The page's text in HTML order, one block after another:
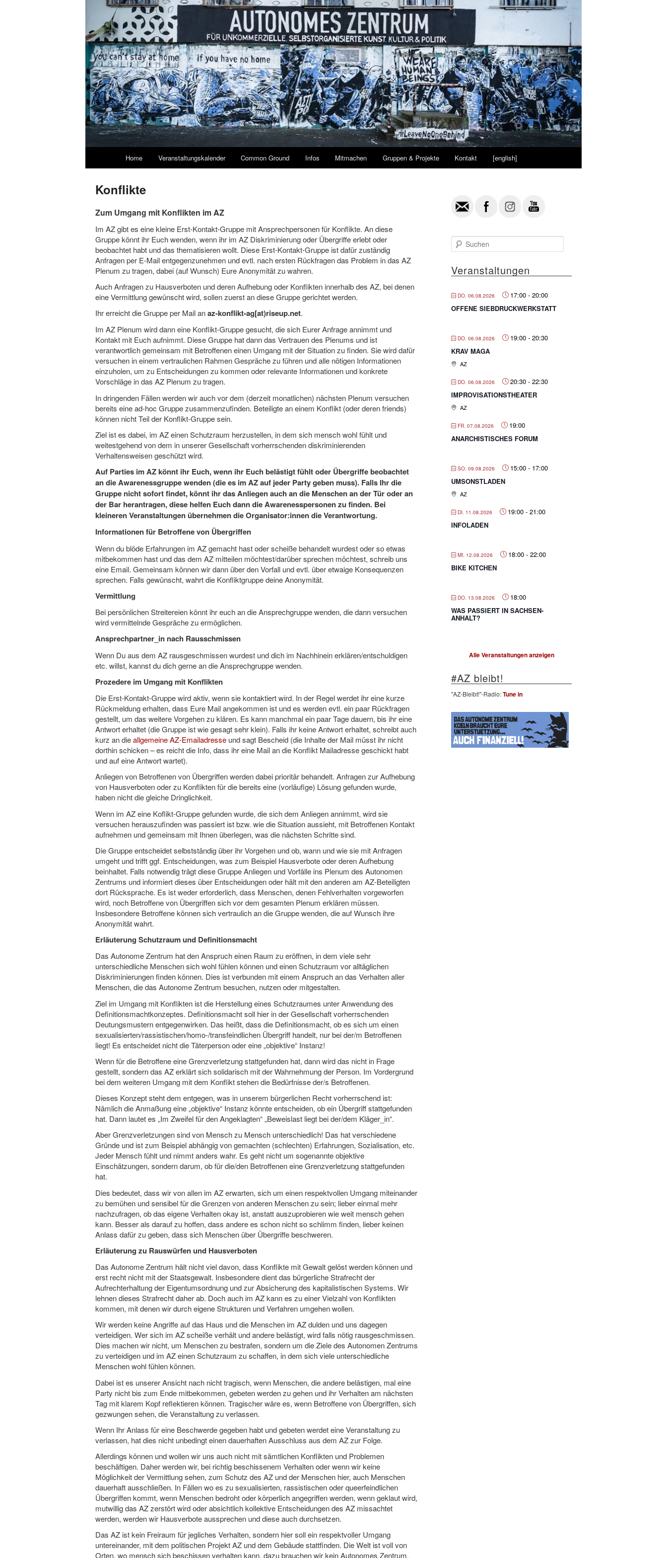
Zum
springen
Zum
springen
Home Veranstaltungskalender Common Ground Infos Mitmachen Gruppen & Projekte Kontakt [english]
Konflikte
Zum Umgang mit Konflikten im AZ
Im AZ gibt es eine kleine Erst-Kontakt-Gruppe mit Ansprechpersonen für Konflikte. An diese
Gruppe könnt ihr Euch wenden, wenn ihr im AZ Diskriminierung oder Übergriffe erlebt oder
beobachtet habt und das thematisieren wollt. Diese Erst-Kontakt-Gruppe ist dafür zuständig
Anfragen per E-Mail entgegenzunehmen und evtl. nach ersten Rückfragen das Problem in das AZ
Plenum zu tragen, dabei (auf Wunsch) Eure Anonymität zu wahren.
Auch Anfragen zu Hausverboten und deren Aufhebung oder Konflikten innerhalb des AZ, bei denen
eine Vermittlung gewünscht wird, sollen zuerst an diese Gruppe gerichtet werden.
Ihr erreicht die Gruppe per Mail anaz-konflikt-ag[at)riseup.net.
Im AZ Plenum wird dann eine Konflikt-Gruppe gesucht, die sich Eurer Anfrage annimmt und
Kontakt mit Euch aufnimmt. Diese Gruppe hat dann das Vertrauen des Plenums und ist
verantwortlich gemeinsam mit Betroffenen einen Umgang mit der Situation zu finden. Sie wird dafür
versuchen in einem vertraulichen Rahmen Gespräche zu führen und alle nötigen Informationen
einzuholen, um zu Entscheidungen zu kommen oder relevante Informationen und konkrete
Vorschläge in das AZ Plenum zu tragen.
In dringenden Fällen werden wir auch vor dem (derzeit monatlichen) nächsten Plenum versuchen
bereits eine ad-hoc Gruppe zusammenzufinden. Beteiligte an einem Konflikt (oder deren friends)
können nicht Teil der Konflikt-Gruppe sein.
Ziel ist es dabei, im AZ einen Schutzraum herzustellen, in dem sich mensch wohl fühlt und
weitestgehend von dem in unserer Gesellschaft vorherrschenden diskriminierenden
Verhaltensweisen geschützt wird.
Auf Parties im AZ könnt ihr Euch, wenn ihr Euch belästigt fühlt oder Übergriffe beobachtet
an die Awarenessgruppe wenden (die es im AZ auf jeder Party geben muss). Falls Ihr die
Gruppe nicht sofort findet, könnt ihr das Anliegen auch an die Menschen an der Tür oder an
der Bar herantragen, diese helfen Euch dann die Awarenesspersonen zu finden. Bei
kleineren Veranstaltungen übernehmen die Organisator:innen die Verantwortung.
Informationen für Betroffene von Übergriffen
Wenn du blöde Erfahrungen im AZ gemacht hast oder scheiße behandelt wurdest oder so etwas
mitbekommen hast und das dem AZ mitteilen möchtest/darüber sprechen möchtest, schreib uns
eine Email. Gemeinsam können wir dann über den Vorfall und evtl. über etwaige Konsequenzen
sprechen. Falls gewünscht, wahrt die Konfliktgruppe deine Anonymität.
Vermittlung
Bei persönlichen Streitereien könnt ihr euch an die Ansprechgruppe wenden, die dann versuchen
wird vermittelnde Gespräche zu ermöglichen.
Ansprechpartner_in nach Rausschmissen
Wenn Du aus dem AZ rausgeschmissen wurdest und dich im Nachhinein erklären/entschuldigen
etc. willst, kannst du dich gerne an die Ansprechgruppe wenden.
Prozedere im Umgang mit Konflikten
Die Erst-Kontakt-Gruppe wird aktiv, wenn sie kontaktiert wird. In der Regel werdet ihr eine kurze
Rückmeldung erhalten, dass Eure Mail angekommen ist und es werden evtl. ein paar Rückfragen
gestellt, um das weitere Vorgehen zu klären. Es kann manchmal ein paar Tage dauern, bis ihr eine
Antwort erhaltet (die Gruppe ist wie gesagt sehr klein). Falls ihr keine Antwort erhaltet, schreibt auch
kurz an dieallgemeine AZ-Emailadresse und sagt Bescheid (die Inhalte der Mail müsst ihr nicht
dorthin schicken – es reicht die Info, dass ihr eine Mail an die Konflikt Mailadresse geschickt habt
und auf eine Antwort wartet).
Anliegen von Betroffenen von Übergriffen werden dabei prioritär behandelt. Anfragen zur Aufhebung
von Hausverboten oder zu Konflikten für die bereits eine (vorläufige) Lösung gefunden wurde,
haben nicht die gleiche Dringlichkeit.
Wenn im AZ eine Koflikt-Gruppe gefunden wurde, die sich dem Anliegen annimmt, wird sie
versuchen herauszufinden was passiert ist bzw. wie die Situation aussieht, mit Betroffenen Kontakt
aufnehmen und gemeinsam mit Ihnen überlegen, was die nächsten Schritte sind.
Die Gruppe entscheidet selbstständig über ihr Vorgehen und ob, wann und wie sie mit Anfragen
umgeht und trifft ggf. Entscheidungen, was zum Beispiel Hausverbote oder deren Aufhebung
beinhaltet. Falls notwendig trägt diese Gruppe Anliegen und Vorfälle ins Plenum des Autonomen
Zentrums und informiert dieses über Entscheidungen oder hält mit den anderen am AZ-Beteiligten
dort Rücksprache. Es ist weder erforderlich, dass Menschen, denen Fehlverhalten vorgeworfen
wird, noch Betroffene von Übergriffen sich vor dem gesamten Plenum erklären müssen.
Insbesondere Betroffene können sich vertraulich an die Gruppe wenden, die auf Wunsch ihre
Anonymität wahrt.
Erläuterung Schutzraum und Definitionsmacht
Das Autonome Zentrum hat den Anspruch einen Raum zu eröffnen, in dem viele sehr
unterschiedliche Menschen sich wohl fühlen können und einen Schutzraum vor alltäglichen
Diskriminierungen finden können. Dies ist verbunden mit einem Anspruch an das Verhalten aller
Menschen, die das Autonome Zentrum besuchen, nutzen oder mitgestalten.
Ziel im Umgang mit Konflikten ist die Herstellung eines Schutzraumes unter Anwendung des
Definitionsmachtkonzeptes. Definitionsmacht soll hier in der Gesellschaft vorherrschenden
Deutungsmustern entgegenwirken. Das heißt, dass die Definitionsmacht, ob es sich um einen
sexualisierten/rassistischen/homo-/transfeindlichen Übergriff handelt, nur bei der/m Betroffenen
liegt! Es entscheidet nicht die Täterperson oder eine „objektive“ Instanz!
Wenn für die Betroffene eine Grenzverletzung stattgefunden hat, dann wird das nicht in Frage
gestellt, sondern das AZ erklärt sich solidarisch mit der Wahrnehmung der Person. Im Vordergrund
bei dem weiteren Umgang mit dem Konflikt stehen die Bedürfnisse der/s Betroffenen.
Dieses Konzept steht dem entgegen, was in unserem bürgerlichen Recht vorherrschend ist:
Nämlich die Anmaßung eine „objektive“ Instanz könnte entscheiden, ob ein Übergriff stattgefunden
hat. Dann lautet es „Im Zweifel für den Angeklagten“ „Beweislast liegt bei der/dem Kläger_in“.
Aber Grenzverletzungen sind von Mensch zu Mensch unterschiedlich! Das hat verschiedene
Gründe und ist zum Beispiel abhängig von gemachten (schlechten) Erfahrungen, Sozialisation, etc.
Jeder Mensch fühlt und nimmt anders wahr. Es geht nicht um sogenannte objektive
Einschätzungen, sondern darum, ob für die/den Betroffenen eine Grenzverletzung stattgefunden
hat.
Dies bedeutet, dass wir von allen im AZ erwarten, sich um einen respektvollen Umgang miteinander
zu bemühen und sensibel für die Grenzen von anderen Menschen zu sein; lieber einmal mehr
nachzufragen, ob das eigene Verhalten okay ist, anstatt auszuprobieren wie weit mensch gehen
kann. Besser als darauf zu hoffen, dass andere es schon nicht so schlimm finden, lieber keinen
Anlass dafür zu geben, dass sich Menschen über Übergriffe beschweren.
Erläuterung zu Rauswürfen und Hausverboten
Das Autonome Zentrum hält nicht viel davon, dass Konflikte mit Gewalt gelöst werden können und
erst recht nicht mit der Staatsgewalt. Insbesondere dient das bürgerliche Strafrecht der
Aufrechterhaltung der Eigentumsordnung und zur Absicherung des kapitalistischen Systems. Wir
lehnen dieses Strafrecht daher ab. Doch auch im AZ kann es zu einer Vielzahl von Konflikten
kommen, mit denen wir durch eigene Strukturen und Verfahren umgehen wollen.
Wir werden keine Angriffe auf das Haus und die Menschen im AZ dulden und uns dagegen
verteidigen. Wer sich im AZ scheiße verhält und andere belästigt, wird falls nötig rausgeschmissen.
Dies machen wir nicht, um Menschen zu bestrafen, sondern um die Ziele des Autonomen Zentrums
zu verteidigen und im AZ einen Schutzraum zu schaffen, in dem sich viele unterschiedliche
Menschen wohl fühlen können.
Dabei ist es unserer Ansicht nach nicht tragisch, wenn Menschen, die andere belästigen, mal eine
Party nicht bis zum Ende mitbekommen, gebeten werden zu gehen und ihr Verhalten am nächsten
Tag mit klarem Kopf reflektieren können. Tragischer wäre es, wenn Betroffene von Übergriffen, sich
gezwungen sehen, die Veranstaltung zu verlassen.
Wenn Ihr Anlass für eine Beschwerde gegeben habt und gebeten werdet eine Veranstaltung zu
verlassen, hat dies nicht unbedingt einen dauerhaften Ausschluss aus dem AZ zur Folge.
Allerdings können und wollen wir uns auch nicht mit sämtlichen Konflikten und Problemen
beschäftigen. Daher werden wir, bei richtig beschissenem Verhalten oder wenn wir keine
Möglichkeit der Vermittlung sehen, zum Schutz des AZ und der Menschen hier, auch Menschen
dauerhaft ausschließen. In Fällen wo es zu sexualisierten, rassistischen oder queerfeindlichen
Übergriffen kommt, wenn Menschen bedroht oder körperlich angegriffen werden, wenn geklaut wird,
mutwillig das AZ zerstört wird oder absichtlich kollektive Entscheidungen des AZ missachtet
werden, werden wir Hausverbote aussprechen und diese auch durchsetzen.
Das AZ ist kein Freiraum für jegliches Verhalten, sondern hier soll ein respektvoller Umgang
untereinander, mit dem politischen Projekt AZ und dem Gebäude stattfinden. Die Welt ist voll von
Orten, wo mensch sich beschissen verhalten kann, dazu brauchen wir kein Autonomes Zentrum.
u
h
e
Veranstaltungen
DO. 06.08.2026 17:00 - 20:00
OFFENE SIEBDRUCKWERKSTATT
DO. 06.08.2026 19:00 - 20:30
KRAV MAGA
AZ
DO. 06.08.2026 20:30 - 22:30
IMPROVISATIONSTHEATER
AZ
FR. 07.08.2026
19:00
ANARCHISTISCHES FORUM
SO. 09.08.2026 15:00 - 17:00
UMSONSTLADEN
AZ
DI. 11.08.2026 19:00 - 21:00
INFOLADEN
MI. 12.08.2026 18:00 - 22:00
BIKE KITCHEN
DO. 13.08.2026
18:00
WAS PASSIERT IN SACHSEN-
ANHALT?
Alle Veranstaltungen anzeigen
#AZ bleibt!
"AZ-Bleibt!"-Radio:Tune in